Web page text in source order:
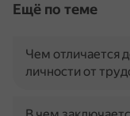
Ещё по теме
Чем отличается
личности от